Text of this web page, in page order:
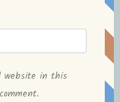
website in this